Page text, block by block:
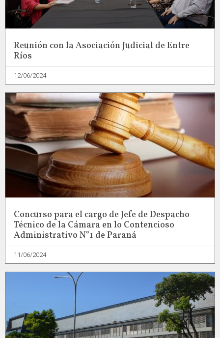
Reunión con la Asociación Judicial de Entre
Ríos
12/06/2024
Concurso para el cargo de Jefe de Despacho
Técnico de la Cámara en lo Contencioso
Administrativo N°1 de Paraná
11/06/2024